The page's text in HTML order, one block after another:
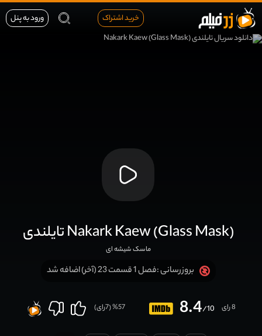
خرید اشتراک ورود به پنل
تایلندی Nakark Kaew (Glass Mask)
ماسک شیشه ای
بروزرسانی :فصل 1 قسمت 23 (آخر) اضافه شد
8.4/10 8 رای 57
% (
7رای)